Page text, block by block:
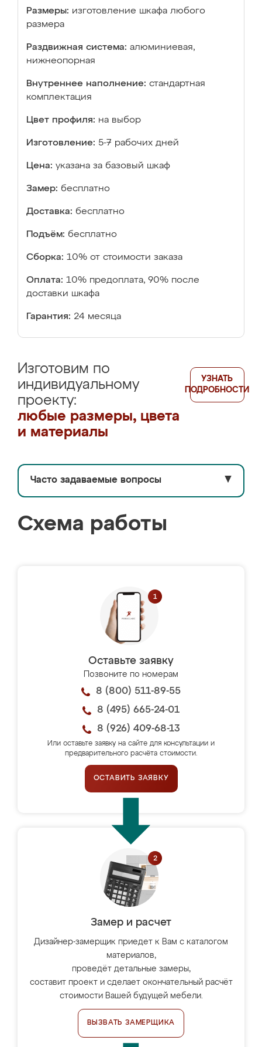
Размеры: изготовление шкафа любого
размера
Раздвижная система: алюминиевая,
нижнеопорная
Внутреннее наполнение: стандартная
комплектация
Цвет профиля: на выбор
Изготовление: 5-7 рабочих дней
Цена: указана за базовый шкаф
Замер: бесплатно
Доставка: бесплатно
Подъём: бесплатно
Сборка: 10% от стоимости заказа
Оплата: 10% предоплата, 90% после
доставки шкафа
Гарантия: 24 месяца
Изготовим по
индивидуальному
проекту:
любые размеры, цвета
и материалы
УЗНАТЬ
ПОДРОБНОСТИ
Часто задаваемые вопросы ▼
Схема работы
Оставьте заявку
Позвоните по номерам
8 (800) 511-89-55
8 (495) 665-24-01
8 (926) 409-68-13
Или оставьте заявку на сайте для консультации и
предварительного расчёта стоимости.
ОСТАВИТЬ ЗАЯВКУ
Замер и расчет
Дизайнер-замерщик приедет к Вам с каталогом
материалов,
проведёт детальные замеры,
составит проект и сделает окончательный расчёт
стоимости Вашей будущей мебели.
ВЫЗВАТЬ ЗАМЕРЩИКА